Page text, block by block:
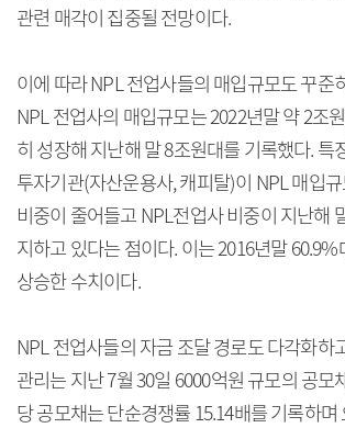
관련 매각이 집중될 전망이다.
이에 따라 NPL 전업사들의 매입규모도 꾸준
NPL 전업사의 매입규모는 2022년말 약 2조
히 성장해 지난해 말 8조원대를 기록했다. 특
투자기관(자산운용사, 캐피탈)이 NPL 매입
비중이 줄어들고 NPL전업사 비중이 지난해
지하고 있다는 점이다. 이는 2016년말
상승한 수치이다.
NPL 전업사들의 자금 조달 경로도 다각화하
관리는 지난 7월 30일 6000억원 규모의 공모
당 공모채는 단순경쟁률 15.14배를 기록하